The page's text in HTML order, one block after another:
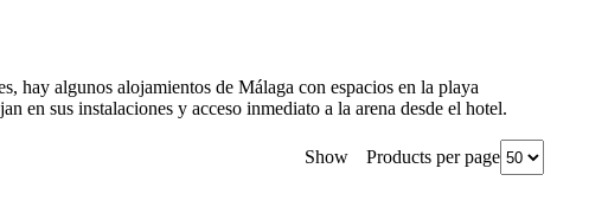
hay algunos alojamientos de Málaga con espacios en la playa
en sus instalaciones y acceso inmediato a la arena desde el hotel.
Show Products per page